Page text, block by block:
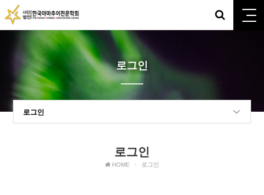
로그인
로그인
로그인
HOME 로그인